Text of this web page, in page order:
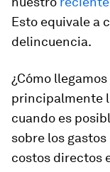
Esto equivale a
delincuencia.
¿Cómo
principalmente
cuando es
sobre los
costos directos